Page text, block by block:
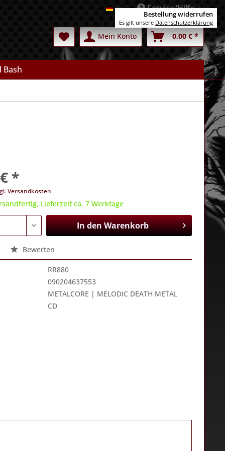
DeutschService/Hilfe
Mein Konto 0,00 € *
Bash
*
Versandkosten
Lieferzeit ca. 7 Werktage
In denWarenkorb
Bewerten
RR880
090204637553
METALCORE | MELODIC DEATH METAL
CD
Bestellung widerrufen
Es gilt unsere Datenschutzerklärung